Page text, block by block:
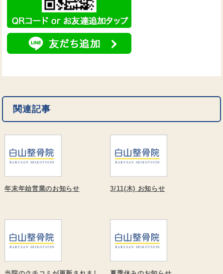
関連記事
年末年始営業のお知らせ 3/11(木) お知らせ